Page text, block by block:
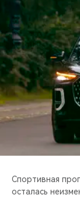
CHERY И СПОРТ
НАШИ
ВИДЕООБЗОРЫ
CHERY ДЛЯ
Спортивная
осталась